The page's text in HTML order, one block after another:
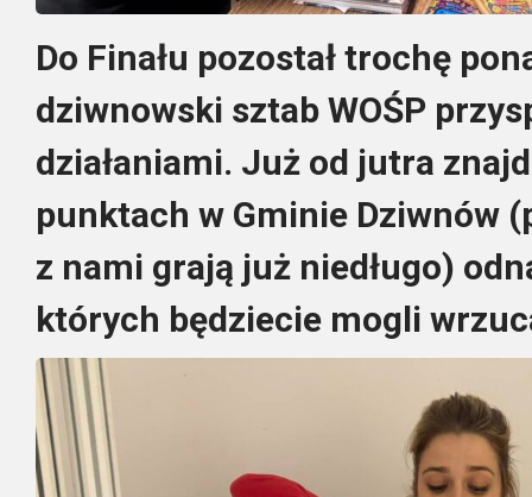
Do Finału pozostał trochę
dziwnowski sztab WOŚP
działaniami. Już od jutra
punktach w Gminie Dziwnów
z nami grają już niedługo)
których będziecie mogli